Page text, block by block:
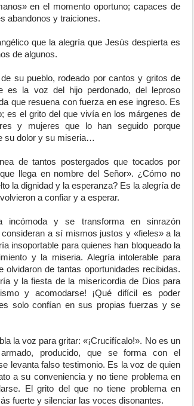
en el momento oportuno; capaces de
abandonos y traiciones.
que la alegría que Jesús despierta es
de algunos.
su pueblo, rodeado por cantos y gritos de
es la voz del hijo perdonado, del leproso
que resuena con fuerza en ese ingreso. Es
es el grito del que vivía en los márgenes de
y mujeres que lo han seguido porque
su dolor y su miseria…
de tantos postergados que tocados por
llega en nombre del Señor». ¿Cómo no
la dignidad y la esperanza? Es la alegría de
a confiar y a esperar.
incómoda y se transforma en sinrazón
a sí mismos justos y «fieles» a la
insoportable para quienes han bloqueado la
y la miseria. Alegría intolerable para
de tantas oportunidades recibidas.
y la fiesta de la misericordia de Dios para
y acomodarse! ¡Qué difícil es poder
solo confían en sus propias fuerzas y se
la voz para gritar: «¡Crucifícalo!». No es un
producido, que se forma con el
levanta falso testimonio. Es la voz de quien
a su conveniencia y no tiene problema en
El grito del que no tiene problema en
fuerte y silenciar las voces disonantes.